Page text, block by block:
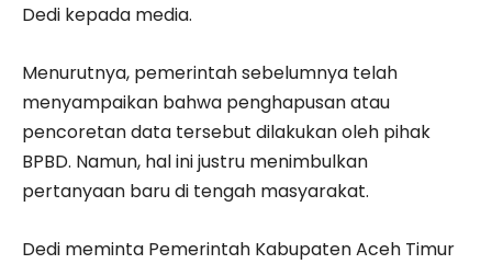
Dedi kepada media.
Menurutnya, pemerintah sebelumnya telah
menyampaikan bahwa penghapusan atau
pencoretan data tersebut dilakukan oleh pihak
BPBD. Namun, hal ini justru menimbulkan
pertanyaan baru di tengah masyarakat.
Dedi meminta Pemerintah Kabupaten Aceh Timur